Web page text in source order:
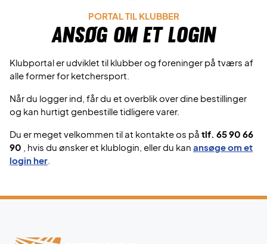
PORTAL TIL KLUBBER
Ansøg om et login
Klubportal er udviklet til klubber og foreninger på tværs af
alle former for ketchersport.
Når du logger ind, får du et overblik over dine bestillinger
og kan hurtigt genbestille tidligere varer.
Du er meget velkommen til at kontakte os på tlf. 65 90 66
90
, hvis du ønsker et klublogin, eller du kan ansøge om et
login her